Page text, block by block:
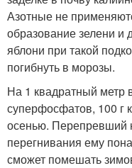
Азотные не
образование зелени
яблони при такой
погибнуть в морозы.
На 1 квадратный метр
суперфосфатов, 100 г
осенью. Перепревший
перегнивания ему
сможет помешать